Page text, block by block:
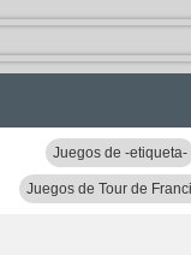
Juegos de -etiqueta-
Juegos de Tour de